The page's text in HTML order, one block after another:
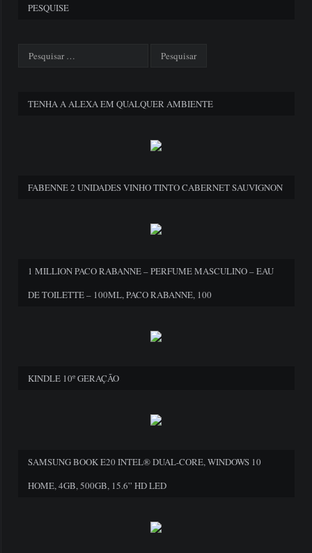
PESQUISE
TENHA A ALEXA EM QUALQUER AMBIENTE
FABENNE 2 UNIDADES VINHO TINTO CABERNET SAUVIGNON
1 MILLION PACO RABANNE – PERFUME MASCULINO – EAU
DE TOILETTE – 100ML, PACO RABANNE, 100
KINDLE 10º GERAÇÃO
SAMSUNG BOOK E20 INTEL® DUAL-CORE, WINDOWS 10
HOME, 4GB, 500GB, 15.6” HD LED